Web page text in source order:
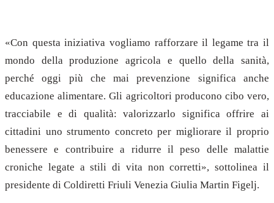
«Con questa iniziativa vogliamo rafforzare il legame tra il
mondo della produzione agricola e quello della sanità,
perché oggi più che mai prevenzione significa anche
educazione alimentare. Gli agricoltori producono cibo vero,
tracciabile e di qualità: valorizzarlo significa offrire ai
cittadini uno strumento concreto per migliorare il proprio
benessere e contribuire a ridurre il peso delle malattie
croniche legate a stili di vita non corretti», sottolinea il
presidente di Coldiretti Friuli Venezia Giulia Martin Figelj.